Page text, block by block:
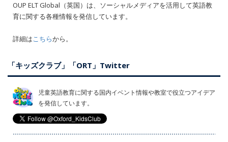
OUP ELT Global（英国）は、ソーシャルメディアを活用して英語教
育に関する各種情報を発信しています。
詳細はこちらから。
「キッズクラブ」「ORT」Twitter
児童英語教育に関する国内イベント情報や教室で役立つアイデア
を発信しています。